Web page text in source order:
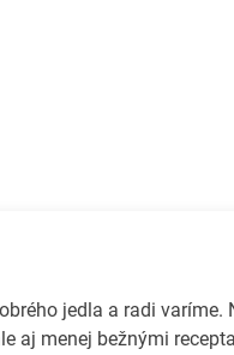
jedla a radi varíme.
aj menej bežnými